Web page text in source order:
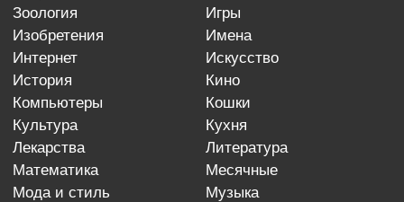
зоология
игры
изобретения
имена
интернет
искусство
история
кино
компьютеры
кошки
культура
кухня
лекарства
литература
математика
месячные
мода и стиль
музыка